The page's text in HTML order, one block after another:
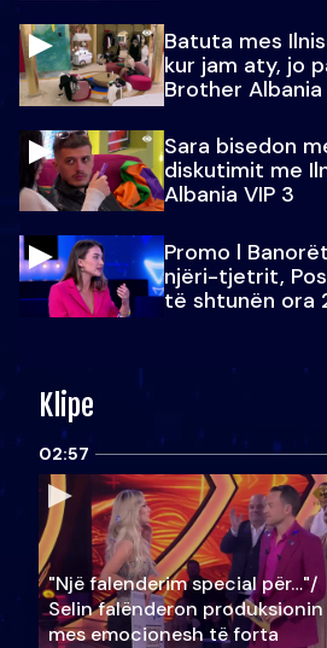
Batuta mes
kur jam aty, jo
Brother Albania
Sara bisedon
diskutimit me
Albania VIP 3
Promo l
njëri-tjetrit,
të shtunën ora
Klipe
02:57
"Një falenderim special për…"/
Selin falënderon produksionin
mes emocionesh të forta